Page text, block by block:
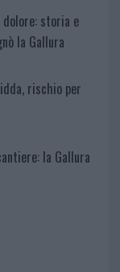
dolore: storia e
la Gallura
rischio per
la Gallura